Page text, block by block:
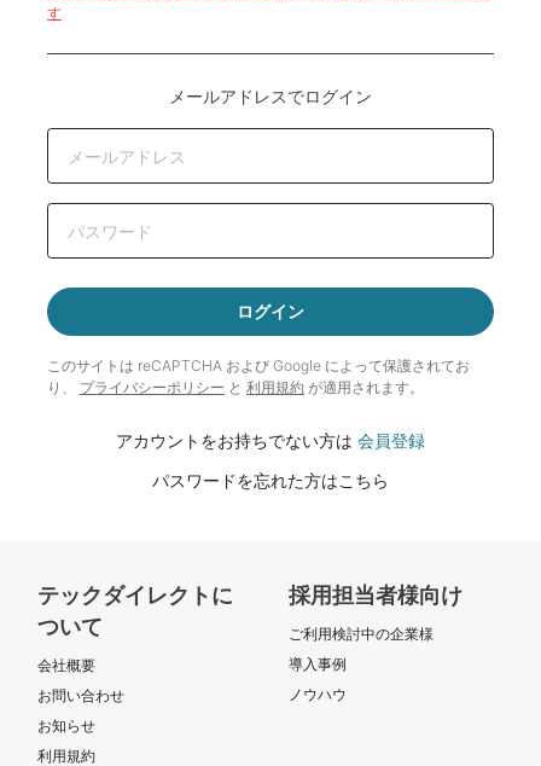
す
メールアドレスでログイン
ログイン
このサイトは reCAPTCHA および Google によって保護されてお
り、 プライバシーポリシー と 利用規約 が適用されます。
アカウントをお持ちでない方は 会員登録
パスワードを忘れた方はこちら
テックダイレクトに
ついて
会社概要
お問い合わせ
お知らせ
利用規約
採用担当者様向け
ご利用検討中の企業様
導入事例
ノウハウ